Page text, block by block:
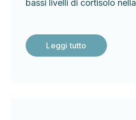
bassi livelli di cortisolo nella
Leggi tutto